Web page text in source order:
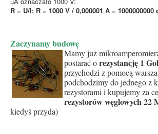
R = U/I; R = 1000 V / 0,000001 A = 1000000000
Zaczynamy budowę
Mamy już
postarać orezystancję 1
przychodzi z pomocą
podchodzimy do jednego z
rezystorami i kupujemy za
rezystorów węglowych 22
kiedyś przyda)